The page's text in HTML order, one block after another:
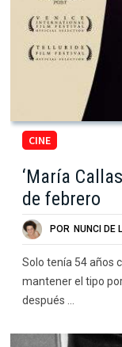
CINE
‘María
de febrero
POR NUNCI DE
Solo tenía 54 años
mantener el tipo
después …